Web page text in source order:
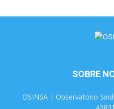
SOBRE
OSINSA | Observatorio